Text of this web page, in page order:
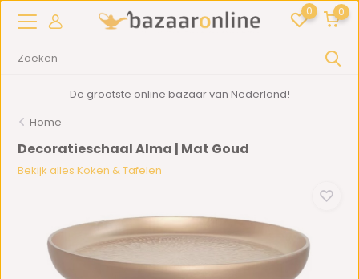
0 0
De grootste online bazaar van Nederland!
Home
Decoratieschaal Alma | Mat Goud
Bekijk alles Koken & Tafelen